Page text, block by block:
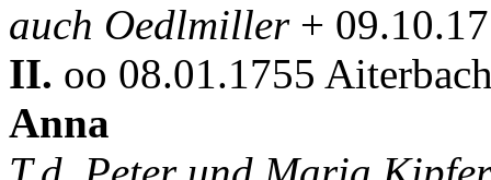
auch Oedlmiller +
II. oo 08.01.1755
Anna